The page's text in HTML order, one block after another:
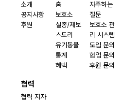
소개
공지사항
후원
홈
보호소
실종/제보
스토리
유기동물
통계
혜택
자주하는
질문
보호소 관
리 시스템
도입 문의
협업 문의
후원 문의
협력
협력 지자